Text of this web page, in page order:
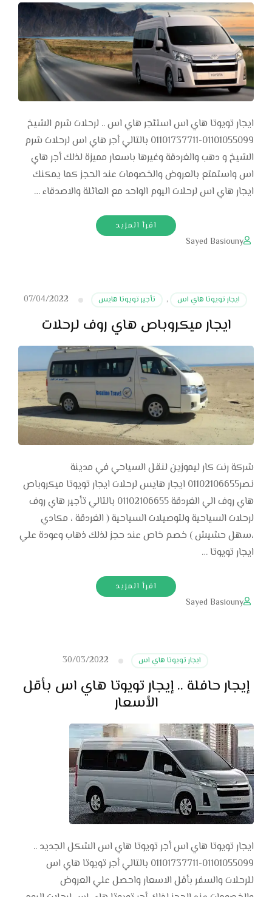
ايجار تويوتا هاي اس استئجر هاي اس .. لرحلات شرم الشيخ
01101055099-01101737711 بالتالي أجر هاي اس لرحلات شرم
الشيخ و دهب والغردقة وغيرها باسعار مميزة لذلك أجر هاي
اس واستمتع بالعروض والخصومات عند الحجز كما يمكنك
ايجار هاي اس لرحلات اليوم الواحد مع العائلة والاصدقاء …
اقرأ المزيد
Sayed Basiouny
ايجار تويوتا هاي اس , تأجير تويوتا هايس 07/04/2022
ايجار ميكروباص هاي روف لرحلات
شركة رنت كار ليموزين لنقل السياحي في مدينة
نصر01102106655 ايجار هايس لرحلات ايجار تويوتا ميكروباص
هاي روف الي الغردقة 01102106655 بالتالي تأجير هاي روف
لرحلات السياحية ولتوصيلات السياحية ( الغردقة ، مكادي
،سهل حشيش ) خصم خاص عند حجز لذلك ذهاب وعودة علي
ايجار تويوتا …
اقرأ المزيد
Sayed Basiouny
ايجار تويوتا هاي اس 30/03/2022
إيجار حافلة .. إيجار تويوتا هاي اس بأقل
الأسعار
ايجار تويوتا هاي اس أجر تويوتا هاي اس الشكل الجديد ..
01101055099-01101737711 بالتالي أجر تويوتا هاي اس
للرحلات والسفر بأقل الاسعار واحصل علي العروض